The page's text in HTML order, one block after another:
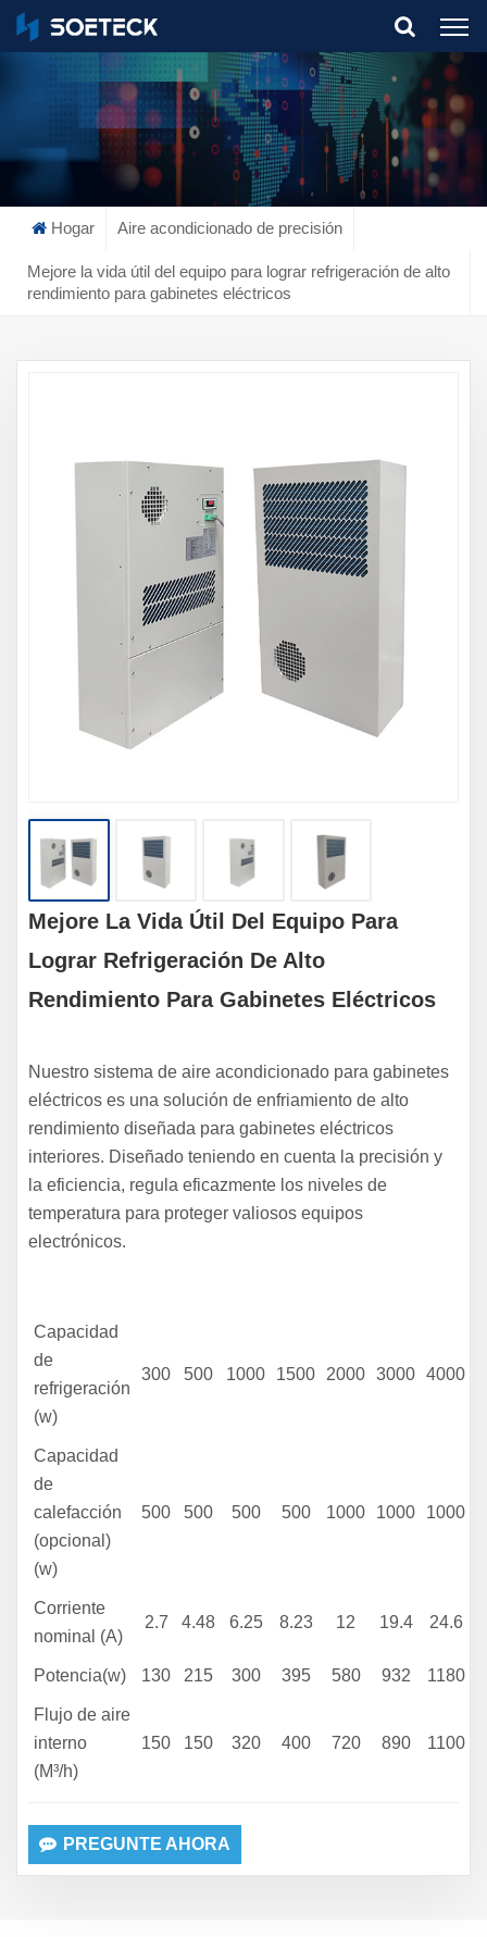
What Are You Looking For?
Hogar Aire acondicionado de precisión
Mejore la vida útil del equipo para lograr refrigeración de alto
rendimiento para gabinetes eléctricos
Mejore La Vida Útil Del Equipo Para
Lograr Refrigeración De Alto
Rendimiento Para Gabinetes Eléctricos
Nuestro sistema de aire acondicionado para gabinetes
eléctricos es una solución de enfriamiento de alto
rendimiento diseñada para gabinetes eléctricos
interiores. Diseñado teniendo en cuenta la precisión y
la eficiencia, regula eficazmente los niveles de
temperatura para proteger valiosos equipos
electrónicos.
Capacidad
de
refrigeración
(w)
300 500 1000 1500 2000 3000 4000
Capacidad
de
calefacción
(opcional)
(w)
500 500 500 500 1000 1000 1000
Corriente
nominal (A)
2.7 4.48 6.25 8.23 12 19.4 24.6
Potencia(w) 130 215 300 395 580 932 1180
Flujo de aire
interno
(M³/h)
150 150 320 400 720 890 1100
PREGUNTE AHORA